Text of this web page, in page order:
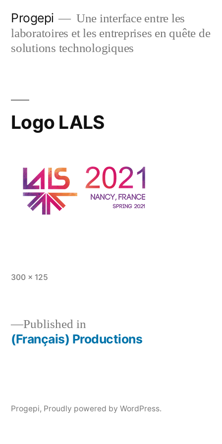
content
Progepi
Une interface entre les
laboratoires et les entreprises en quête de
solutions technologiques
Logo LALS
Full
300 × 125
Post
Published in
(Français) Productions
Progepi, Proudly powered by WordPress.